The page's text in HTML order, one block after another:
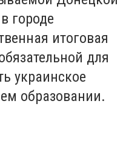
городе
итоговая
для
украинское
образовании.